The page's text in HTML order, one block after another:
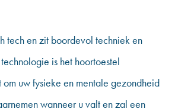
tech en zit boordevol techniek en
is het hoortoestel
uw fysieke en mentale gezondheid
wanneer u valt en zal een